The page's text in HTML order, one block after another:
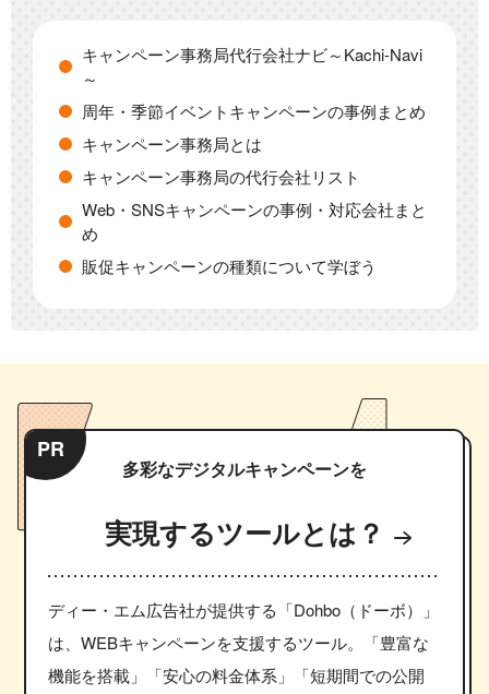
キャンペーン事務局代行会社ナビ～Kachi-Navi
～
周年・季節イベントキャンペーンの事例まとめ
キャンペーン事務局とは
キャンペーン事務局の代行会社リスト
Web・SNSキャンペーンの事例・対応会社まと
め
販促キャンペーンの種類について学ぼう
PR
多彩なデジタルキャンペーンを
実現するツールとは？
ディー・エム広告社が提供する「Dohbo（ドーボ）」
は、WEBキャンペーンを支援するツール。「豊富な
機能を搭載」「安心の料金体系」「短期間での公開